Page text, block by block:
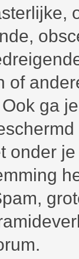
of
ga
onder